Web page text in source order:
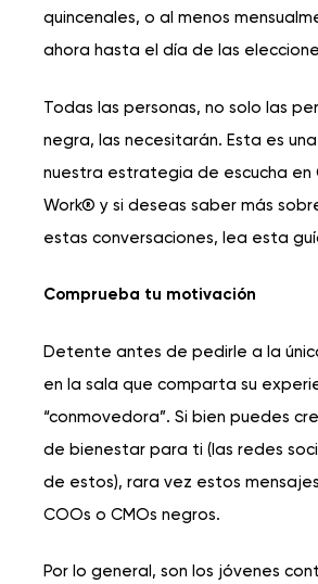
quincenales, o al menos
ahora hasta el día de las
Todas las personas, no solo las
negra, las necesitarán. Esta es
nuestra estrategia de escucha en
Work® y si deseas saber más
estas conversaciones, lea esta
Comprueba tu motivación
Detente antes de pedirle a la
en la sala que comparta su
“conmovedora”. Si bien puedes
de bienestar para ti (las redes
de estos), rara vez estos
COOs o CMOs negros.
Por lo general, son los jóvenes